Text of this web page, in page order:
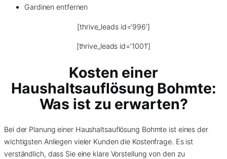
Gardinen entfernen
[thrive_leads id=’996′]
[thrive_leads id=’1001′]
Kosten einer
Haushaltsauflösung Bohmte:
Was ist zu erwarten?
Bei der Planung einer Haushaltsauflösung Bohmte ist eines der
wichtigsten Anliegen vieler Kunden die Kostenfrage. Es ist
verständlich, dass Sie eine klare Vorstellung von den zu